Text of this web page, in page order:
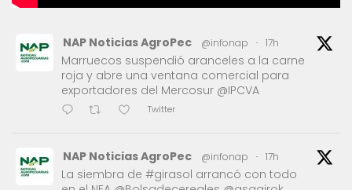
NAP Noticias AgroPec @infonap · 17h
Marruecos suspendió aranceles a la carne
roja y abre una ventana comercial para
exportadores del Mercosur @IPCVA
Twitter
NAP Noticias AgroPec @infonap · 17h
La siembra de #girasol arrancó con todo